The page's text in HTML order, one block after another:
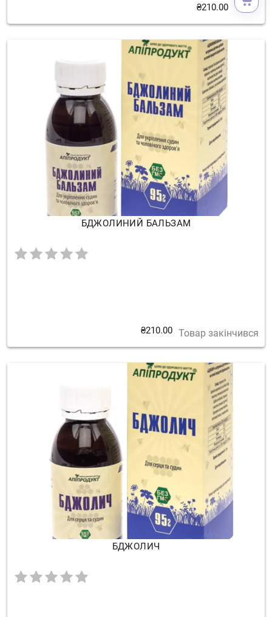
₴210.00
БДЖОЛИНИЙ БАЛЬЗАМ
₴210.00 Товар закінчився
БДЖОЛИЧ